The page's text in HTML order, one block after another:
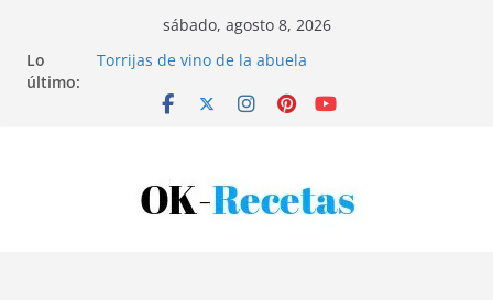
contenido
sábado, agosto 8, 2026
Lo
último:
Torrijas de vino de la abuela
Bandeja de pescaíto frito